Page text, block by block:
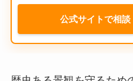
公式サイトで相談